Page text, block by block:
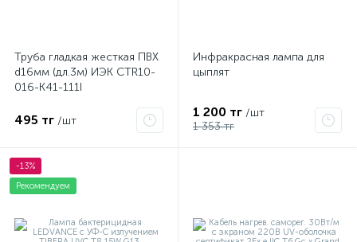
Труба гладкая жесткая ПВХ
d16мм (дл.3м) ИЭК CTR10-
016-K41-111I
495 тг /шт
Инфракрасная лампа для
цыплят
1 200 тг /шт
1 353 тг
-13%
Рекомендуем